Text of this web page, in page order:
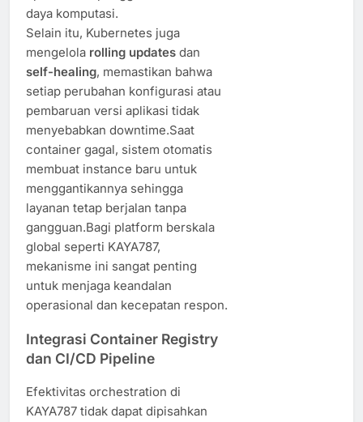
daya komputasi.
Selain itu, Kubernetes juga
mengelola rolling updates dan
self-healing, memastikan bahwa
setiap perubahan konfigurasi atau
pembaruan versi aplikasi tidak
menyebabkan downtime.Saat
container gagal, sistem otomatis
membuat instance baru untuk
menggantikannya sehingga
layanan tetap berjalan tanpa
gangguan.Bagi platform berskala
global seperti KAYA787,
mekanisme ini sangat penting
untuk menjaga keandalan
operasional dan kecepatan respon.
Integrasi Container Registry
dan CI/CD Pipeline
Efektivitas orchestration di
KAYA787 tidak dapat dipisahkan